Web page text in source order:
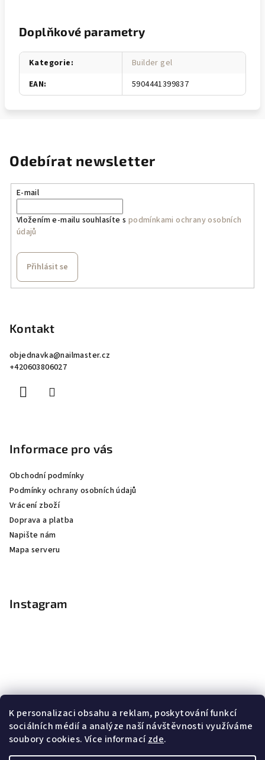
K personalizaci obsahu a reklam, poskytování funkcí
sociálních médií a analýze naší návštěvnosti využíváme
soubory cookies. Více informacízde.
Doplňkové parametry
Kategorie:
Builder gel
EAN: 5904441399837
Odebírat newsletter
E-mail
Vložením e-mailu souhlasíte s podmínkami ochrany osobních
údajů
Přihlásit se
Kontakt
objednavka@nailmaster.cz
+420603806027
Informace pro vás
Obchodní podmínky
Podmínky ochrany osobních údajů
Vrácení zboží
Doprava a platba
Napište nám
Mapa serveru
Instagram